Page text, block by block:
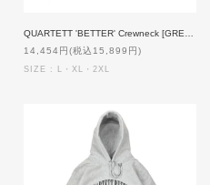
14,454円(税込15,899円)
SIZE : L・XL・2XL